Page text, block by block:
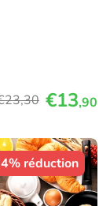
,30 €13,90
réduction